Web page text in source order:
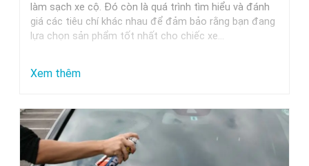
làm sạch xe cộ. Đó còn là quá trình tìm hiểu và đánh
giá các tiêu chí khác nhau để đảm bảo rằng bạn đang
lựa chọn sản phẩm tốt nhất cho chiếc xe…
Xem thêm:
Dẫn
Chọn